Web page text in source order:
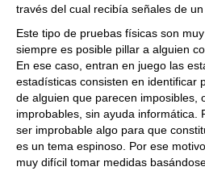
través del cual recibía señales de un
Este tipo de pruebas físicas son
siempre es posible pillar a alguien
En ese caso, entran en juego las
estadísticas consisten en identificar
de alguien que parecen imposibles,
improbables, sin ayuda informática.
ser improbable algo para que
es un tema espinoso. Por ese
muy difícil tomar medidas